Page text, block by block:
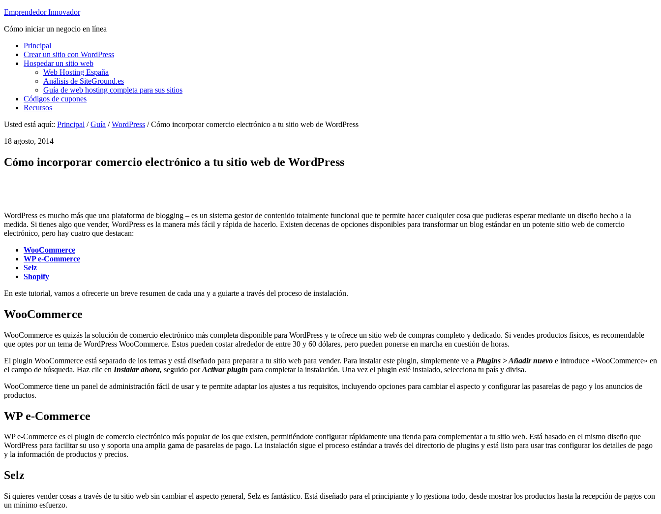
Emprendedor Innovador
Cómo iniciar un negocio en línea
Principal
Crear un sitio con WordPress
Hospedar un sitio web
Web Hosting España
Análisis de SiteGround.es
Guía de web hosting completa para sus sitios
Códigos de cupones
Recursos
Usted está aquí:: Principal /Guía /WordPress / Cómo incorporar comercio electrónico a tu sitio web de WordPress
18 agosto, 2014
Cómo incorporar comercio electrónico a tu sitio web de WordPress
WordPress es mucho más que una plataforma de blogging – es un sistema gestor de contenido totalmente funcional que te permite hacer cualquier cosa que pudieras esperar mediante un diseño hecho a la
medida. Si tienes algo que vender, WordPress es la manera más fácil y rápida de hacerlo. Existen decenas de opciones disponibles para transformar un blog estándar en un potente sitio web de comercio
electrónico, pero hay cuatro que destacan:
WooCommerce
WP e-Commerce
Selz
Shopify
En este tutorial, vamos a ofrecerte un breve resumen de cada una y a guiarte a través del proceso de instalación.
WooCommerce
WooCommerce es quizás la solución de comercio electrónico más completa disponible para WordPress y te ofrece un sitio web de compras completo y dedicado. Si vendes productos físicos, es recomendable
que optes por un tema de WordPress WooCommerce. Estos pueden costar alrededor de entre 30 y 60 dólares, pero pueden ponerse en marcha en cuestión de horas.
El plugin WooCommerce está separado de los temas y está diseñado para preparar a tu sitio web para vender. Para instalar este plugin, simplemente ve a Plugins > Añadir nuevo e introduce «WooCommerce» en
el campo de búsqueda. Haz clic en Instalar ahora, seguido porActivar plugin para completar la instalación. Una vez el plugin esté instalado, selecciona tu país y divisa.
WooCommerce tiene un panel de administración fácil de usar y te permite adaptar los ajustes a tus requisitos, incluyendo opciones para cambiar el aspecto y configurar las pasarelas de pago y los anuncios de
productos.
WP e-Commerce
WP e-Commerce es el plugin de comercio electrónico más popular de los que existen, permitiéndote configurar rápidamente una tienda para complementar a tu sitio web. Está basado en el mismo diseño que
WordPress para facilitar su uso y soporta una amplia gama de pasarelas de pago. La instalación sigue el proceso estándar a través del directorio de plugins y está listo para usar tras configurar los detalles de pago
y la información de productos y precios.
Selz
Si quieres vender cosas a través de tu sitio web sin cambiar el aspecto general, Selz es fantástico. Está diseñado para el principiante y lo gestiona todo, desde mostrar los productos hasta la recepción de pagos con
un mínimo esfuerzo.